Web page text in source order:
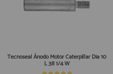
Tecnoseal Ánodo Motor Caterpillar Dia 10
L 38 1/4 W